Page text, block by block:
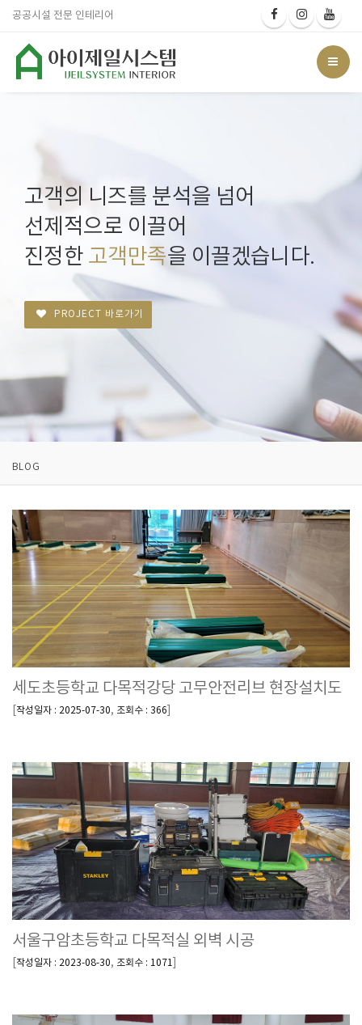
공공시설 전문 인테리어
고객의 니즈를 분석을 넘어
선제적으로 이끌어
진정한 고객만족을 이끌겠습니다.
PROJECT 바로가기
BLOG
세도초등학교 다목적강당 고무안전리브 현장설치도
[작성일자 : 2025-07-30, 조회수 : 366]
서울구암초등학교 다목적실 외벽 시공
[작성일자 : 2023-08-30, 조회수 : 1071 ]